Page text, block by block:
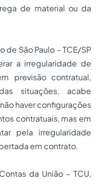
de material ou da
de São Paulo – TCE/SP
a irregularidade de
previsão contratual,
situações, acabe
haver configurações
contratuais, mas em
pela irregularidade
em contrato.
da União – TCU,